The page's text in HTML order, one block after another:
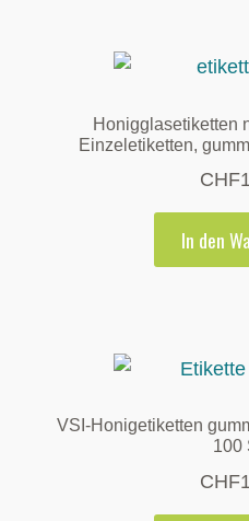
Honigglasetiketten
Einzeletiketten,
CHF
In den
VSI-Honigetiketten
100
CHF